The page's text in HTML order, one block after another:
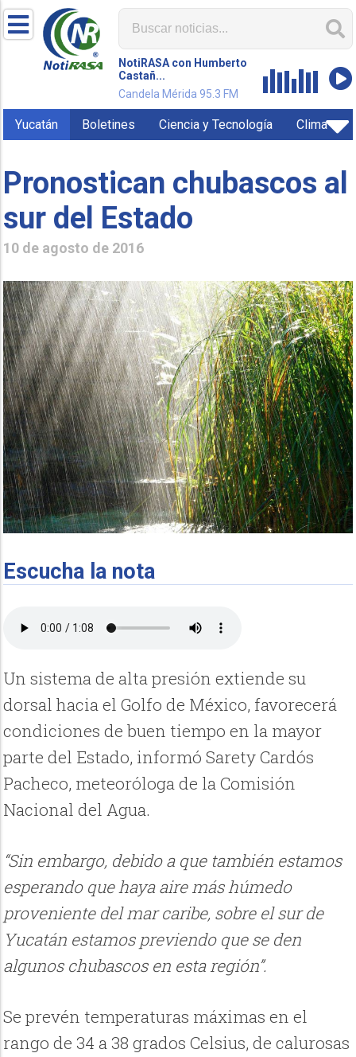
NotiRASA con Humberto
Castañ...
Candela Mérida 95.3 FM
Yucatán Boletines Ciencia y Tecnología Clima
Pronostican chubascos al
sur del Estado
10 de agosto de 2016
Escucha la nota
Un sistema de alta presión extiende su
dorsal hacia el Golfo de México, favorecerá
condiciones de buen tiempo en la mayor
parte del Estado, informó Sarety Cardós
Pacheco, meteoróloga de la Comisión
Nacional del Agua.
“Sin embargo, debido a que también estamos
esperando que haya aire más húmedo
proveniente del mar caribe, sobre el sur de
Yucatán estamos previendo que se den
algunos chubascos en esta región”.
Se prevén temperaturas máximas en el
rango de 34 a 38 grados Celsius, de calurosas